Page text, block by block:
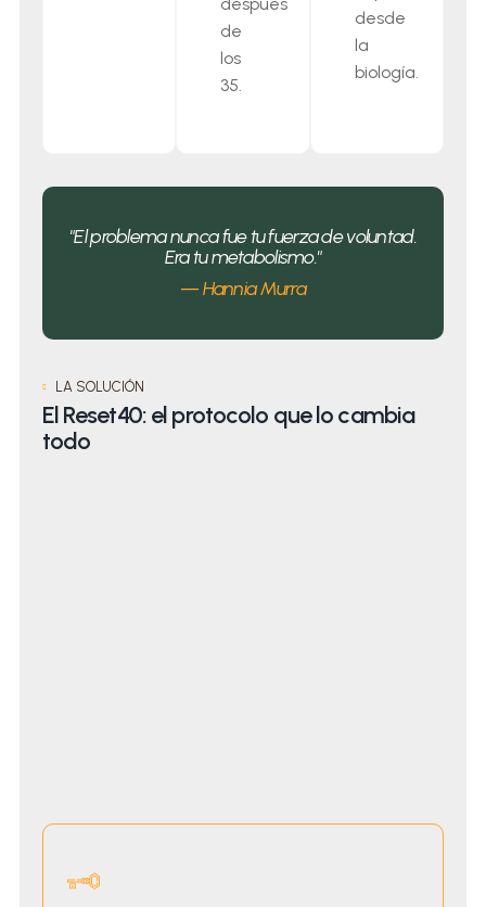
de
los
35.
desde
la
biología.
"El problema nunca fue tu fuerza de voluntad.
Era tu metabolismo."
— Hannia Murra
LA SOLUCIÓN
El Reset40: el protocolo que lo cambia
todo